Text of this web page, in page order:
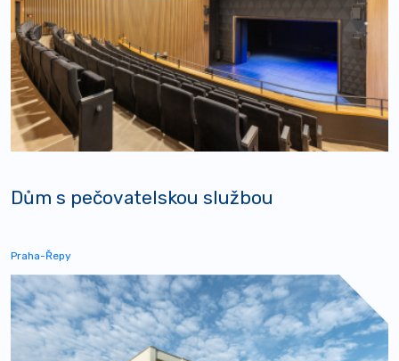
Dům s pečovatelskou službou
Praha-Řepy